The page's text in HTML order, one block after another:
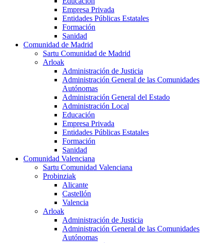
Empresa Privada
Entidades Públicas Estatales
Formación
Sanidad
Comunidad de Madrid
Sartu Comunidad de Madrid
Arloak
Administración de Justicia
Administración General de las Comunidades
Autónomas
Administración General del Estado
Administración Local
Educación
Empresa Privada
Entidades Públicas Estatales
Formación
Sanidad
Comunidad Valenciana
Sartu Comunidad Valenciana
Probinziak
Alicante
Castellón
Valencia
Arloak
Administración de Justicia
Administración General de las Comunidades
Autónomas